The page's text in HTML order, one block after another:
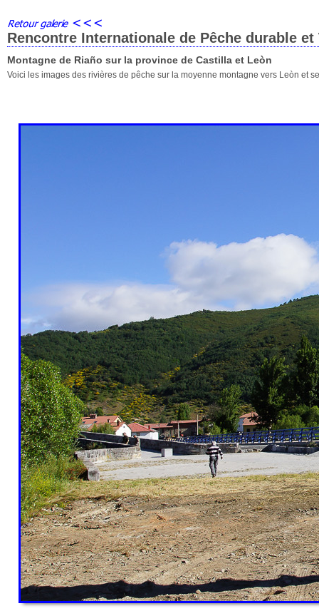
Rencontre Internationale de Pêche durable
Montagne de Riaño sur la province de Castilla et Leòn
Voici les images des rivières de pêche sur la moyenne montagne vers Leòn et